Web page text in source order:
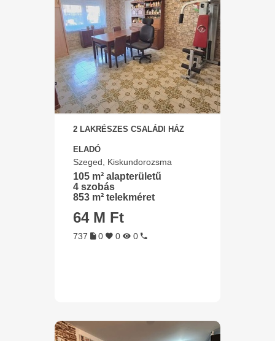
2 LAKRÉSZES CSALÁDI HÁZ
ELADÓ
Szeged, Kiskundorozsma
105 m² alapterületű
4 szobás
853 m² telekméret
64 M Ft
737 0 0 0